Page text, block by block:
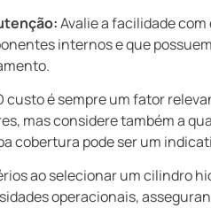
Avalie a facilidade
internos e que
custo é sempre um fator
mas considere também a
cobertura pode ser um
ao selecionar um cilindro
operacionais,